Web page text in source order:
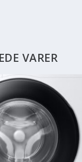
VARER